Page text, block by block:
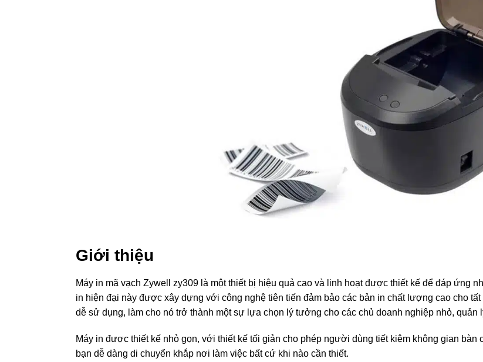
Giới thiệu
Máy in mã vạch Zywell zy309 là một thiết bị hiệu quả cao và linh hoạt được thiết kế để đáp ứng
in hiện đại này được xây dựng với công nghệ tiên tiến đảm bảo các bản in chất lượng cao cho
dễ sử dụng, làm cho nó trở thành một sự lựa chọn lý tưởng cho các chủ doanh nghiệp nhỏ, quản
Máy in được thiết kế nhỏ gọn, với thiết kế tối giản cho phép người dùng tiết kiệm không gian
bạn dễ dàng di chuyển khắp nơi làm việc bất cứ khi nào cần thiết.